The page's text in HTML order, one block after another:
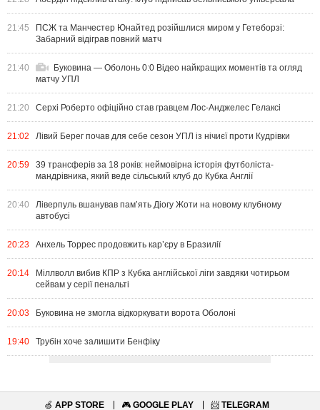
21:45
ПСЖ та Манчестер Юнайтед розійшлися миром у Гетеборзі:
Забарний відіграв повний матч
21:40
Буковина — Оболонь 0:0 Відео найкращих моментів та огляд
матчу УПЛ
21:20 Серхі Роберто офіційно став гравцем Лос-Анджелес Гелаксі
21:02 Лівий Берег почав для себе сезон УПЛ із нічиєї проти Кудрівки
20:59
39 трансферів за 18 років: неймовірна історія футболіста-
мандрівника, який веде сільський клуб до Кубка Англії
20:40
Ліверпуль вшанував пам’ять Діогу Жоти на новому клубному
автобусі
20:23 Анхель Торрес продовжить кар’єру в Бразилії
20:14
Міллволл вибив КПР з Кубка англійської ліги завдяки чотирьом
сейвам у серії пенальті
20:03 Буковина не змогла відкоркувати ворота Оболоні
19:40 Трубін хоче залишити Бенфіку
🍏 APP STORE 🎮 GOOGLE PLAY 📨 TELEGRAM